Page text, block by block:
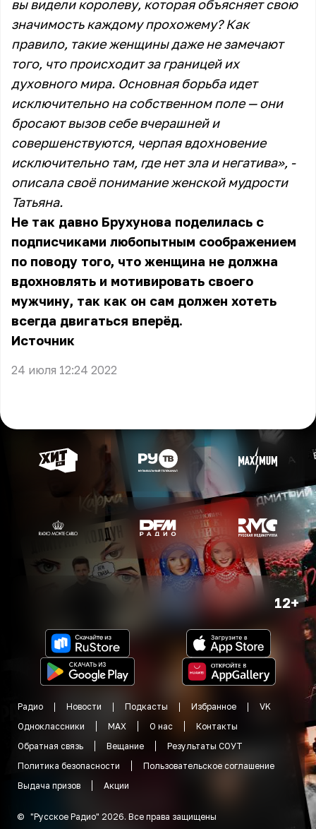
вы видели королеву, которая объясняет свою
значимость каждому прохожему? Как
правило, такие женщины даже не замечают
того, что происходит за границей их
духовного мира. Основная борьба идет
исключительно на собственном поле — они
бросают вызов себе вчерашней и
совершенствуются, черпая вдохновение
исключительно там, где нет зла и негатива», -
описала своё понимание женской мудрости
Татьяна.
Не так давно Брухунова поделилась с
подписчиками любопытным соображением
по поводу того, что женщина не должна
вдохновлять и мотивировать своего
мужчину, так как он сам должен хотеть
всегда двигаться вперёд.
Источник
24 июля 12:24 2022
12+
Радио Новости Подкасты Избранное
VK
Одноклассники
MAX О нас
Контакты
Обратная связь
Вещание
Результаты СОУТ
Политика безопасности
Пользовательское соглашение
Выдача призов
Акции
© "Русское Радио" 2026. Все права защищены